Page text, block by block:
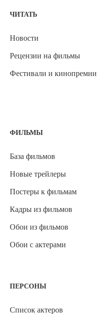
ЧИТАТЬ
Новости
Рецензии на фильмы
Фестивали и кинопремии
ФИЛЬМЫ
База фильмов
Новые трейлеры
Постеры к фильмам
Кадры из фильмов
Обои из фильмов
Обои с актерами
ПЕРСОНЫ
Список актеров